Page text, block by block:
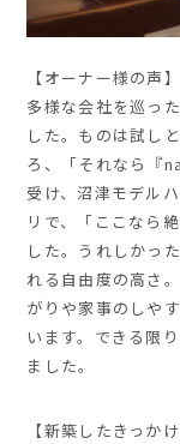
【オーナー様の声】
多様な会社を巡っ
した。ものは試し
ろ、「それなら『
受け、沼津モデル
リで、「ここなら
した。うれしかっ
れる自由度の高さ
がりや家事のしや
います。できる限
ました。
【新築したきっかけ